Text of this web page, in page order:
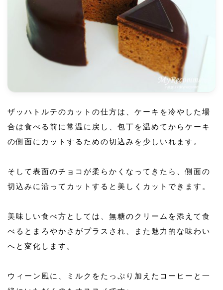
ザッハトルテのカットの仕方は、ケーキを冷やした場
合は食べる前に常温に戻し、包丁を温めてからケーキ
の側面にカットするための切込みを少しいれます。
そして表面のチョコが柔らかくなってきたら、側面の
切込みに沿ってカットすると美しくカットできます。
美味しい食べ方としては、無糖のクリームを添えて食
べるとまろやかさがプラスされ、また魅力的な味わい
へと変化します。
ウィーン風に、ミルクをたっぷり加えたコーヒーと一